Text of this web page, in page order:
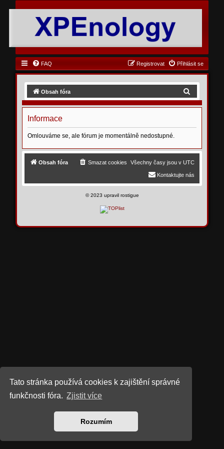
Tato stránka používá cookies k zajištění správné
funkčnosti fóra. Zjistit více
Rozumím
FAQ Přihlásit se
Registrovat
Obsah fóra
d
t
Informace
Omlouváme se, ale fórum je momentálně nedostupné.
Obsah fóra Všechny časy jsou v UTC
Smazat cookies
Kontaktujte nás
©2023 upravil rostigue